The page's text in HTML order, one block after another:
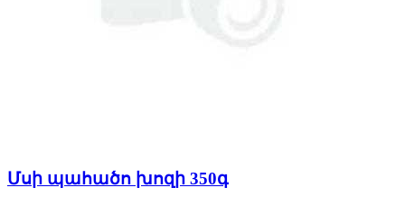
Մսի պահածո խոզի 350գ